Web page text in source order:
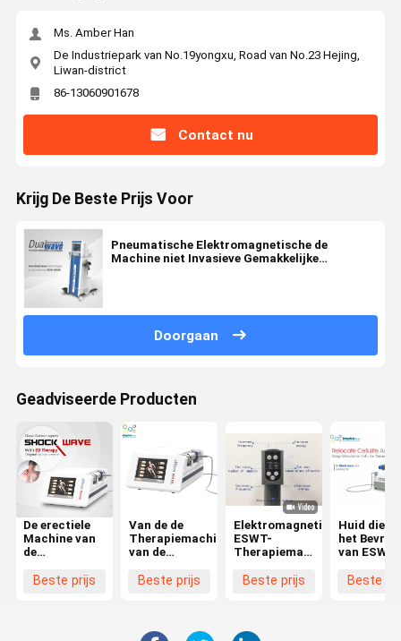
Ms. Amber Han
De Industriepark van No.19yongxu, Road van No.23 Hejing,
Liwan-district
86-13060901678
Contact nu
Krijg De Beste Prijs Voor
Pneumatische Elektromagnetische de
Machine niet Invasieve Gemakkelijke
Doorgaan
Geadviseerde Producten
De erectiele
Machine van
de
voor
Beste prijs
Van de de
Therapiemachine
van de
Erectiele
Beste prijs
Elektromagnetische
ESWT-
Therapiemachine
Duimtouch
Beste prijs
Huid die
het
van ESWT
Machine
Beste